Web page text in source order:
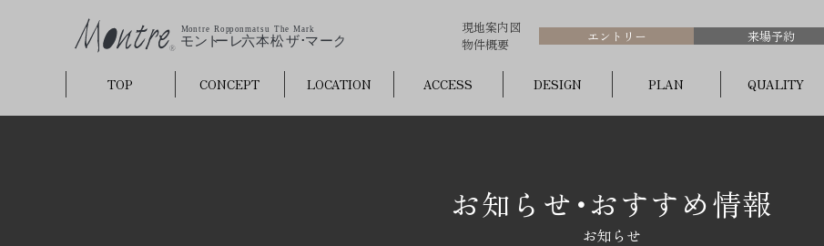
現地案内図
物件概要
エントリー 来場予約
TOP CONCEPT LOCATION ACCESS DESIGN PLAN QUALITY
お知らせ･おすすめ情報
お知らせ